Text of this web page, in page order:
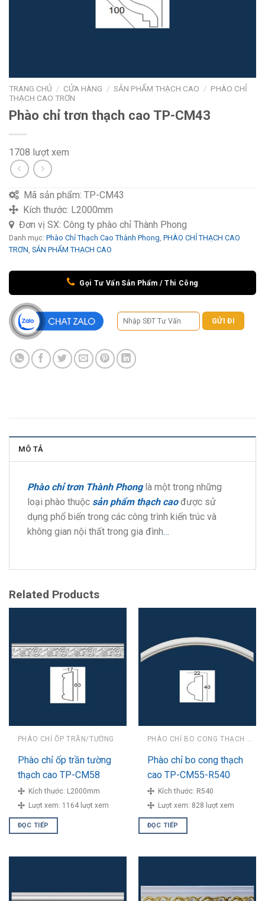
TRANG CHỦ / CỬA HÀNG / SẢN PHẨM THẠCH CAO / PHÀO CHỈ
THẠCH CAO TRƠN
Phào chỉ trơn thạch cao TP-CM43
1708 lượt xem
Mã sản phẩm: TP-CM43
Kích thước: L2000mm
Đơn vị SX: Công ty phào chỉ Thành Phong
Danh mục: Phào Chỉ Thạch Cao Thành Phong, PHÀO CHỈ THẠCH CAO
TRƠN, SẢN PHẨM THẠCH CAO
Gọi Tư Vấn Sản Phẩm / Thi Công
MÔ TẢ
Phào chỉ trơn Thành Phonglà một trong những
loại phào thuộc sản phẩm thạch caođược sử
dụng phổ biến trong các công trình kiến trúc và
không gian nội thất trong gia đình…
Related Products
PHÀO CHỈ ỐP TRẦN/TƯỜNG
Phào chỉ ốp trần tường
thạch cao TP-CM58
Kích thước: L2000mm
Lượt xem: 1164 lượt xem
ĐỌC TIẾP
PHÀO CHỈ BO CONG THẠCH CAO
Phào chỉ bo cong thạch
cao TP-CM55-R540
Kích thước: R540
Lượt xem: 828 lượt xem
ĐỌC TIẾP